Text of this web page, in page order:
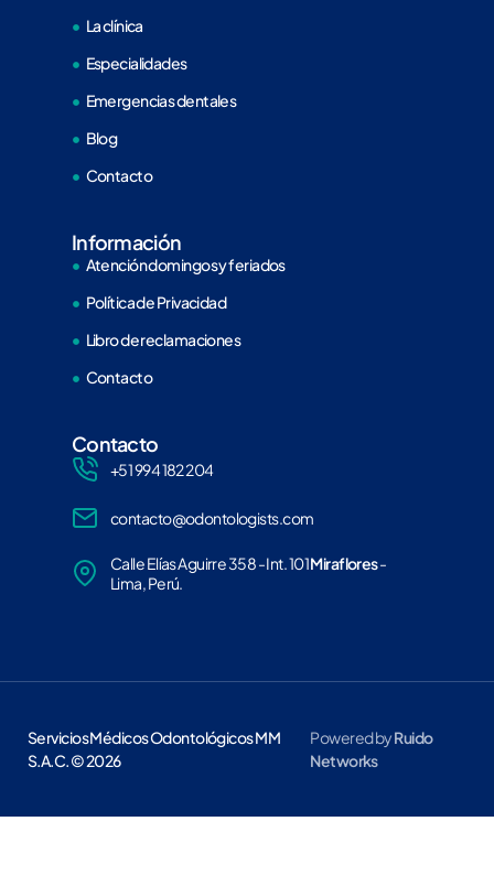
La clínica
Especialidades
Emergencias dentales
Blog
Contacto
Información
Atención domingos y feriados
Política de Privacidad
Libro de reclamaciones
Contacto
Contacto
+51 994 182 204
contacto@odontologists.com
Calle Elías Aguirre 358 - Int. 101Miraflores-
Lima, Perú.
Servicios Médicos Odontológicos MM
S.A.C. © 2026
Powered byRuido
Networks